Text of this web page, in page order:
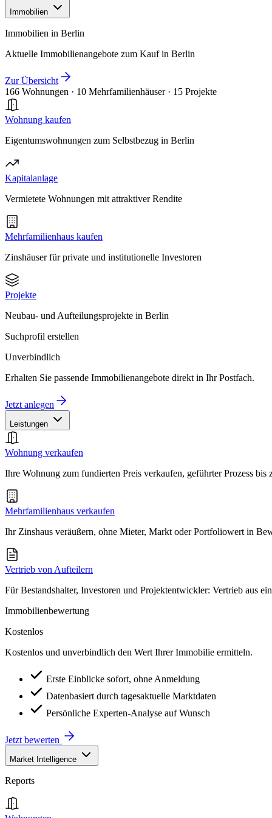
Immobilien
Immobilien in Berlin
Aktuelle Immobilienangebote zum Kauf in Berlin
Zur Übersicht
166 Wohnungen · 10 Mehrfamilienhäuser · 15 Projekte
Wohnung kaufen
Eigentumswohnungen zum Selbstbezug in Berlin
Kapitalanlage
Vermietete Wohnungen mit attraktiver Rendite
Mehrfamilienhaus kaufen
Zinshäuser für private und institutionelle Investoren
Projekte
Neubau- und Aufteilungsprojekte in Berlin
Suchprofil erstellen
Unverbindlich
Erhalten Sie passende Immobilienangebote direkt in Ihr Postfach.
Jetzt anlegen
Leistungen
Wohnung verkaufen
Ihre Wohnung zum fundierten Preis verkaufen, geführter Prozess bis
Mehrfamilienhaus verkaufen
Ihr Zinshaus veräußern, ohne Mieter, Markt oder Portfoliowert in
Vertrieb von Aufteilern
Für Bestandshalter, Investoren und Projektentwickler: Vertrieb aus
Immobilienbewertung
Kostenlos
Kostenlos und unverbindlich den Wert Ihrer Immobilie ermitteln.
Erste Einblicke sofort, ohne Anmeldung
Datenbasiert durch tagesaktuelle Marktdaten
Persönliche Experten-Analyse auf Wunsch
Jetzt bewerten
Market Intelligence
Reports